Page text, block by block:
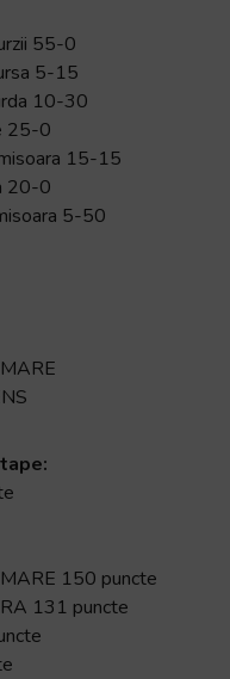
55-0
5-15
10-30
25-0
15-15
20-0
5-50
150 puncte
131 puncte